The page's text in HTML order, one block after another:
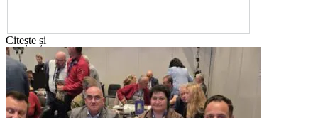
Citește și